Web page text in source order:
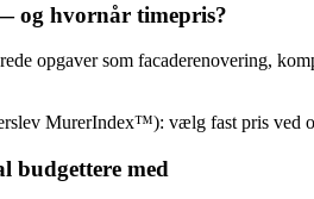
og hvornår timepris?
opgaver som facaderenovering,
MurerIndex™): vælg fast pris ved
budgettere med